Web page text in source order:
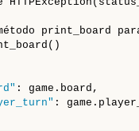
print_board
: game.board,
: